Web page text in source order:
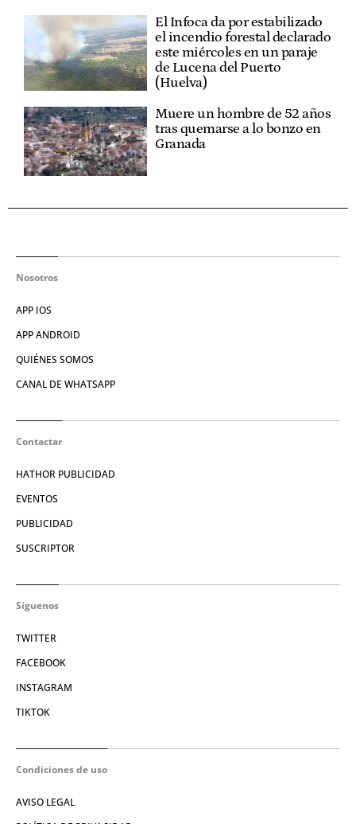
El Infoca da por estabilizado
el incendio forestal declarado
este miércoles en un paraje
de Lucena del Puerto
(Huelva)
Muere un hombre de 52 años
tras quemarse a lo bonzo en
Granada
Nosotros
APP IOS
APP ANDROID
QUIÉNES SOMOS
CANAL DE WHATSAPP
Contactar
HATHOR PUBLICIDAD
EVENTOS
PUBLICIDAD
SUSCRIPTOR
Síguenos
TWITTER
FACEBOOK
INSTAGRAM
TIKTOK
Condiciones de uso
AVISO LEGAL